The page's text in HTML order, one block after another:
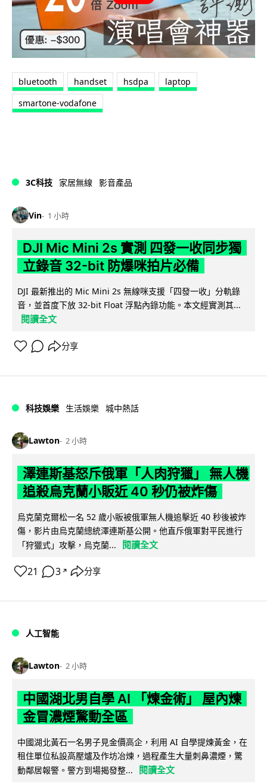
bluetooth handset hsdpa
laptop
smartone-vodafone
3C科技 家居無線 影音產品
Vin 1 小時
DJI Mic Mini 2s 實測 四發一收同步獨
立錄音 32-bit 防爆咪拍片必備
DJI 最新推出的 Mic Mini 2s 無線咪支援「四發一收」分軌錄
音，並首度下放 32-bit Float 浮點內錄功能。本文經實測其...
閱讀全文
分享
科技娛樂 生活娛樂 城中熱話
Lawton 2 小時
澤連斯基怒斥俄軍「人肉狩獵」 無人機
追殺烏克蘭小販近 40 秒仍被炸傷
烏克蘭克爾松一名 52 歲小販被俄軍無人機追擊近 40 秒後被炸
傷，影片由烏克蘭總統澤連斯基公開。他直斥俄軍對平民進行
「狩獵式」攻擊，烏克蘭...
閱讀全文
21 3 ↗ 分享
人工智能
Lawton 2 小時
中國湖北男自學 AI 「煉金術」 屋內煉
金冒濃煙驚動全區
中國湖北黃石一名男子見金價高企，利用 AI 自學提煉黃金，在
租住單位私設高壓爐及作坊冶煉，過程產生大量刺鼻濃煙，驚
動鄰居報警。警方到場揭發整...
閱讀全文